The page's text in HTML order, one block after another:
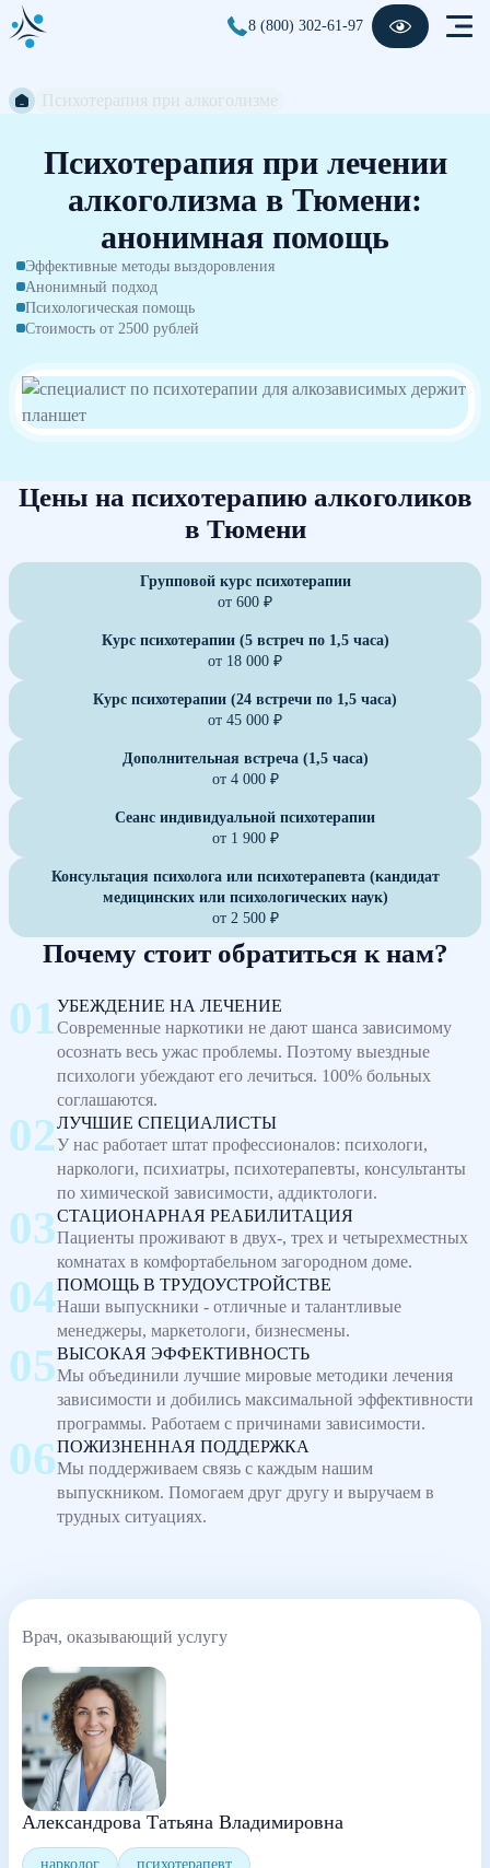
8 (800) 302-61-97
Психотерапия при лечении
алкоголизма в Тюмени:
анонимная помощь
Эффективные методы выздоровления
Анонимный подход
Психологическая помощь
Стоимость от 2500 рублей
Цены на психотерапию алкоголиков
в Тюмени
Групповой курс психотерапии
от 600 ₽
Курс психотерапии (5 встреч по 1,5 часа)
от 18 000 ₽
Курс психотерапии (24 встречи по 1,5 часа)
от 45 000 ₽
Дополнительная встреча (1,5 часа)
от 4 000 ₽
Сеанс индивидуальной психотерапии
от 1 900 ₽
Консультация психолога или психотерапевта (кандидат
медицинских или психологических наук)
от 2 500 ₽
Почему стоит обратиться к нам?
УБЕЖДЕНИЕ НА ЛЕЧЕНИЕ
Современные наркотики не дают шанса зависимому
осознать весь ужас проблемы. Поэтому выездные
психологи убеждают его лечиться. 100% больных
соглашаются.
ЛУЧШИЕ СПЕЦИАЛИСТЫ
У нас работает штат профессионалов: психологи,
наркологи, психиатры, психотерапевты, консультанты
по химической зависимости, аддиктологи.
СТАЦИОНАРНАЯ РЕАБИЛИТАЦИЯ
Пациенты проживают в двух-, трех и четырехместных
комнатах в комфортабельном загородном доме.
ПОМОЩЬ В ТРУДОУСТРОЙСТВЕ
Наши выпускники - отличные и талантливые
менеджеры, маркетологи, бизнесмены.
ВЫСОКАЯ ЭФФЕКТИВНОСТЬ
Мы объединили лучшие мировые методики лечения
зависимости и добились максимальной эффективности
программы. Работаем с причинами зависимости.
ПОЖИЗНЕННАЯ ПОДДЕРЖКА
Мы поддерживаем связь с каждым нашим
выпускником. Помогаем друг другу и выручаем в
трудных ситуациях.
Врач, оказывающий услугу
Александрова Татьяна Владимировна
нарколог психотерапевт